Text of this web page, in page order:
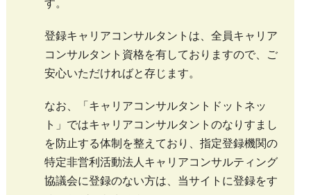
す。
登録キャリアコンサルタントは、全員キャリア
コンサルタント資格を有しておりますので、ご
安心いただければと存じます。
なお、「キャリアコンサルタントドットネッ
ト」ではキャリアコンサルタントのなりすまし
を防止する体制を整えており、指定登録機関の
特定非営利活動法人キャリアコンサルティング
協議会に登録のない方は、当サイトに登録をす